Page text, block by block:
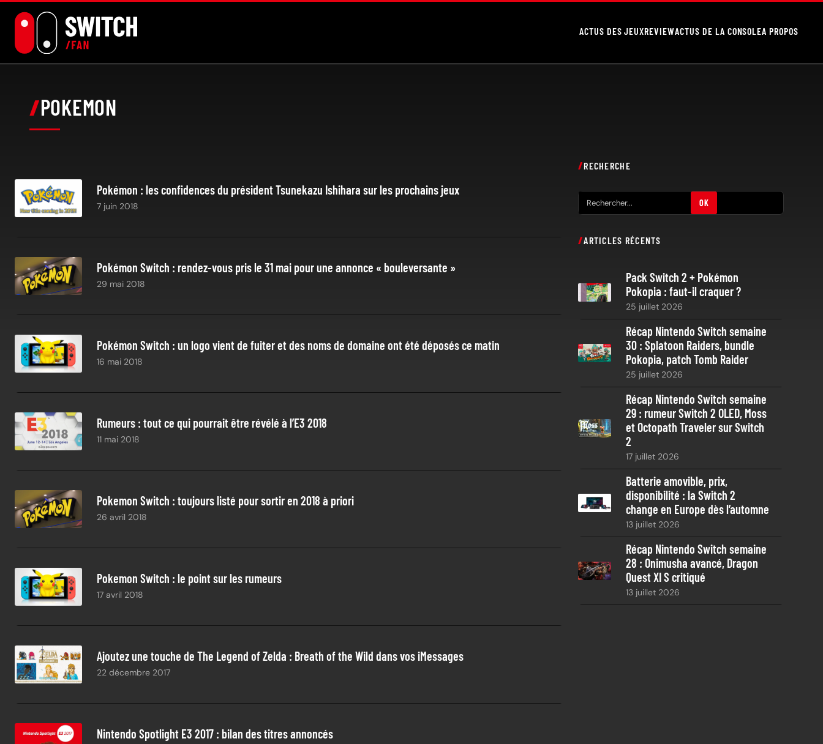
ACTUS DES JEUXREVIEWACTUS DE LA CONSOLEA PROPOS
POKEMON
Pokémon : les confidences du président Tsunekazu Ishihara sur les prochains jeux
7 juin 2018
Pokémon Switch : rendez-vous pris le 31 mai pour une annonce « bouleversante »
29 mai 2018
Pokémon Switch : un logo vient de fuiter et des noms de domaine ont été déposés ce matin
16 mai 2018
Rumeurs : tout ce qui pourrait être révélé à l’E3 2018
11 mai 2018
Pokemon Switch : toujours listé pour sortir en 2018 à priori
26 avril 2018
Pokemon Switch : le point sur les rumeurs
17 avril 2018
Ajoutez une touche de The Legend of Zelda : Breath of the Wild dans vos iMessages
22 décembre 2017
Nintendo Spotlight E3 2017 : bilan des titres annoncés
RECHERCHE
e
h
OK
ARTICLES RÉCENTS
Pack Switch 2 + Pokémon
Pokopia : faut-il craquer ?
25 juillet 2026
Récap Nintendo Switch semaine
30 : Splatoon Raiders, bundle
Pokopia, patch Tomb Raider
25 juillet 2026
Récap Nintendo Switch semaine
29 : rumeur Switch 2 OLED, Moss
et Octopath Traveler sur Switch
2
17 juillet 2026
Batterie amovible, prix,
disponibilité : la Switch 2
change en Europe dès l’automne
13 juillet 2026
Récap Nintendo Switch semaine
28 : Onimusha avancé, Dragon
Quest XI S critiqué
13 juillet 2026